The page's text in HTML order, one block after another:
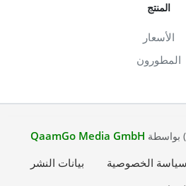
المنتج
الأسعار
المطورون
بواسطة QaamGo Media GmbH
سياسة الخصوصية بيانات النشر